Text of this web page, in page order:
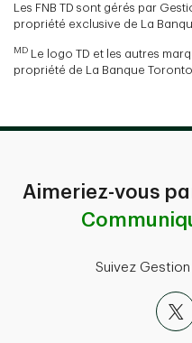
Les FNB TD sont gérés par
propriété exclusive de La
MD Le logo TD et les autres
propriété de La Banque
Aimeriez-vous
Suivez